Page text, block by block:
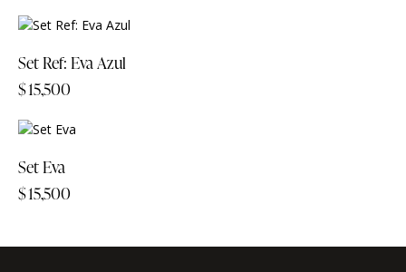
Set Ref: Eva Azul
$15,500
Set Eva
$15,500